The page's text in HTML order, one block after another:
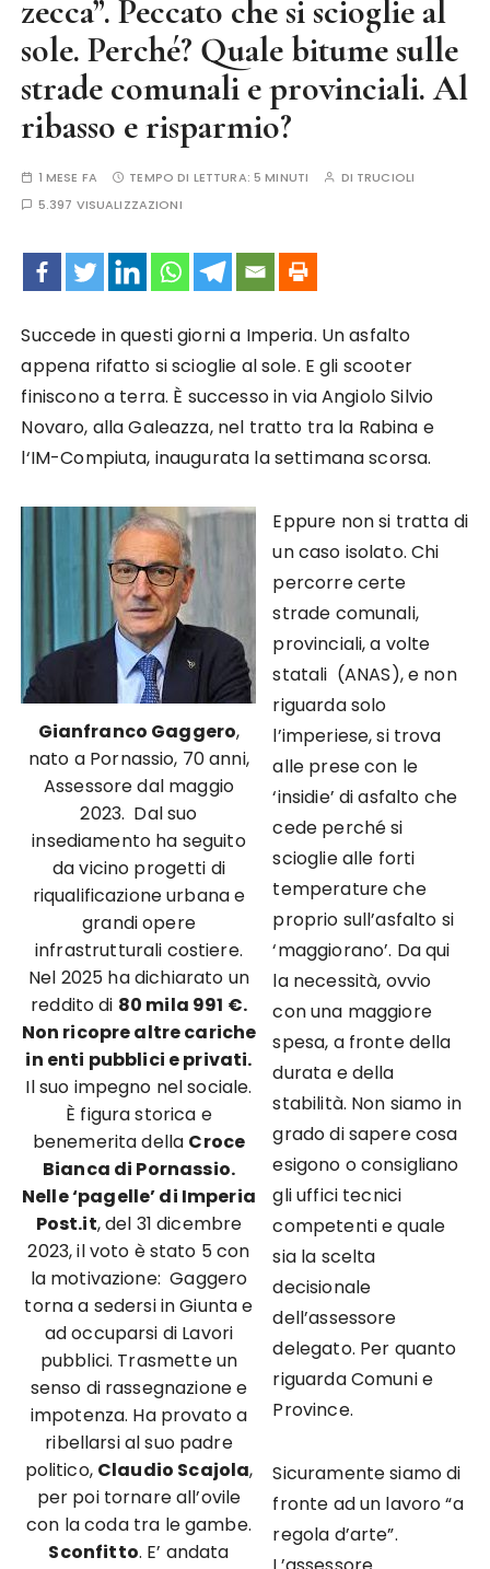
zecca”. Peccato che si scioglie al
sole. Perché? Quale bitume sulle
strade comunali e provinciali. Al
ribasso e risparmio?
1 MESE FA TEMPO DI LETTURA:5 MINUTI DI TRUCIOLI
5.397 VISUALIZZAZIONI
Succede in questi giorni a Imperia. Un asfalto
appena rifatto si scioglie al sole. E gli scooter
finiscono a terra. È successo in via Angiolo Silvio
Novaro, alla Galeazza, nel tratto tra la Rabina e
l‘IM-Compiuta, inaugurata la settimana scorsa.
Gianfranco Gaggero,
nato a Pornassio, 70 anni,
Assessore dal maggio
2023. Dal suo
insediamento ha seguito
da vicino progetti di
riqualificazione urbana e
grandi opere
infrastrutturali costiere.
Nel 2025 ha dichiarato un
reddito di 80 mila 991 €.
Non ricopre altre cariche
in enti pubblici e privati.
Il suo impegno nel sociale.
È figura storica e
benemerita della Croce
Bianca di Pornassio.
Nelle ‘pagelle’ di Imperia
Post.it, del 31 dicembre
2023, il voto è stato 5 con
la motivazione: Gaggero
torna a sedersi in Giunta e
ad occuparsi di Lavori
pubblici. Trasmette un
senso di rassegnazione e
impotenza. Ha provato a
ribellarsi al suo padre
politico, Claudio Scajola,
per poi tornare all’ovile
con la coda tra le gambe.
Sconfitto. E’ andata
Eppure non si tratta di
un caso isolato. Chi
percorre certe
strade comunali,
provinciali, a volte
statali (ANAS), e non
riguarda solo
l’imperiese, si trova
alle prese con le
‘insidie’ di asfalto che
cede perché si
scioglie alle forti
temperature che
proprio sull’asfalto si
‘maggiorano’. Da qui
la necessità, ovvio
con una maggiore
spesa, a fronte della
durata e della
stabilità. Non siamo in
grado di sapere cosa
esigono o consigliano
gli uffici tecnici
competenti e quale
sia la scelta
decisionale
dell’assessore
delegato. Per quanto
riguarda Comuni e
Province.
Sicuramente siamo di
fronte ad un lavoro “a
regola d’arte”.